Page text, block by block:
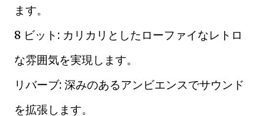
ます。
8 ビット: カリカリとしたローファイなレトロ
な雰囲気を実現します。
リバーブ: 深みのあるアンビエンスでサウンド
を拡張します。